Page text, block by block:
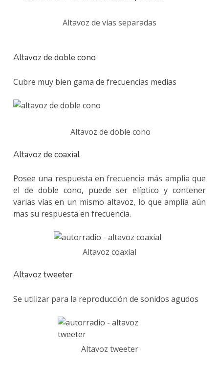
Altavoz de vías separadas
Altavoz de doble cono
Cubre muy bien gama de frecuencias medias
Altavoz de doble cono
Altavoz de coaxial
Posee una respuesta en frecuencia más amplia que
el de doble cono, puede ser elíptico y contener
varias vías en un mismo altavoz, lo que amplía aún
mas su respuesta en frecuencia.
Altavoz coaxial
Altavoz tweeter
Se utilizar para la reproducción de sonidos agudos
Altavoz tweeter